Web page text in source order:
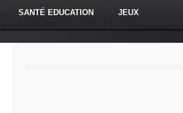
SANTÉ EDUCATION JEUX